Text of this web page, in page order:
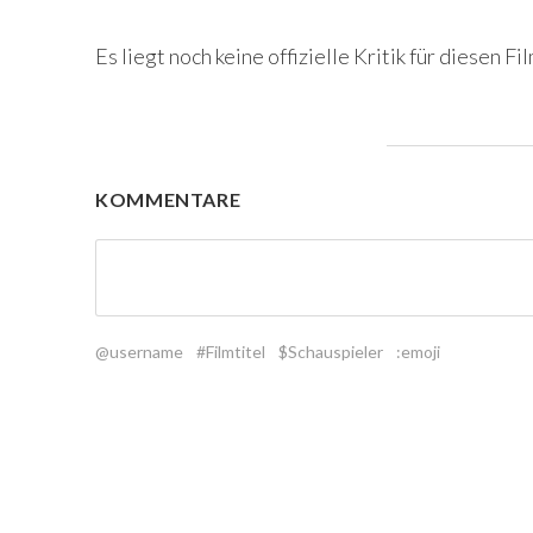
Es liegt noch keine offizielle Kritik für diesen
KOMMENTARE
@username #Filmtitel $Schauspieler :emoji